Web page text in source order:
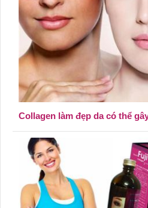
Collagen làm đẹp da có thể